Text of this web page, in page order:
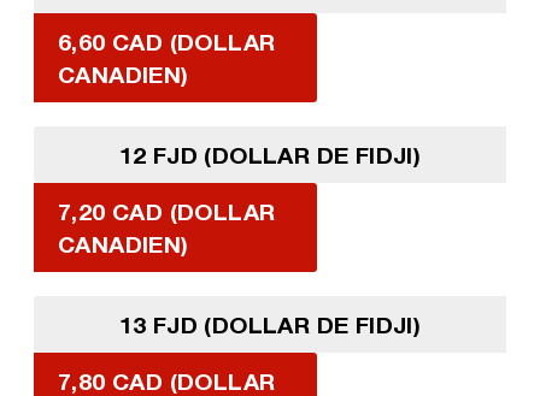
6,60 CAD (DOLLAR
CANADIEN)
12 FJD (DOLLAR DE FIDJI)
7,20 CAD (DOLLAR
CANADIEN)
13 FJD (DOLLAR DE FIDJI)
7,80 CAD (DOLLAR